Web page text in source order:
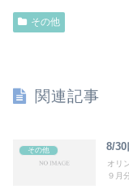
その他
関連記事
その他 8/
オリ
９月